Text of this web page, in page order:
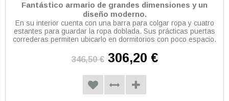
Fantástico armario de grandes dimensiones y un
diseño moderno.
En su interior cuenta con una barra para colgar ropa y cuatro
estantes para guardar la ropa doblada. Sus prácticas puertas
correderas permiten ubicarlo en dormitorios con poco espacio.
346,50 € 306,20 €